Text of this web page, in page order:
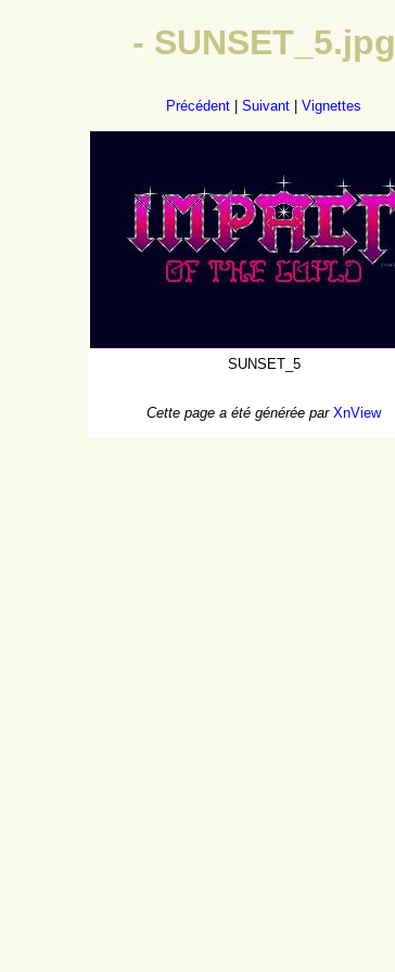
- SUNSET_5.jpg
Précédent Suivant Vignettes
SUNSET_5
Cette page a été générée par XnView